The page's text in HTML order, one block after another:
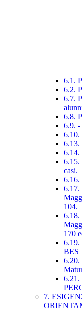
6.1.
6.2.
6.7.
6.8.
6.9. -
6.10.
6.13.
6.14.
6.15.
casi.
6.17.
104.
6.18.
170
6.19.
BES
6.20.
6.21.
7.